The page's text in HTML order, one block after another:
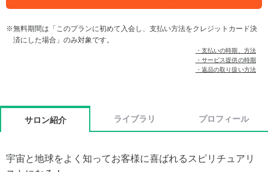
無料期間は「このプランに初めて入会し、支払い方法をクレジットカード決
済にした場合」のみ対象です。
・支払いの時期、方法
・サービス提供の時期
・返品の取り扱い方法
サロン紹介 ライブラリ プロフィール
宇宙と地球をよく知ってお客様に喜ばれるスピリチュアリ